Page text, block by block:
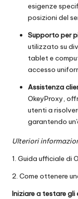
esigenze
posizioni del
Supporto per
utilizzato su
tablet e
accesso
Assistenza
OkeyProxy,
utenti a
garantendo
Ulteriori
1. Guida ufficiale di
2. Come ottenere
Iniziare a testare gli